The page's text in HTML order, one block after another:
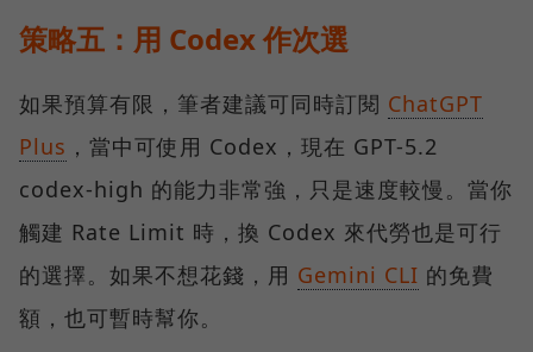
策略五：用 Codex 作次選
如果預算有限，筆者建議可同時訂閱 ChatGPT
Plus ，當中可使用 Codex，現在 GPT-5.2
codex-high 的能力非常強，只是速度較慢。當你
觸建 Rate Limit 時，換 Codex 來代勞也是可行
的選擇。如果不想花錢，用 Gemini CLI 的免費
額，也可暫時幫你。